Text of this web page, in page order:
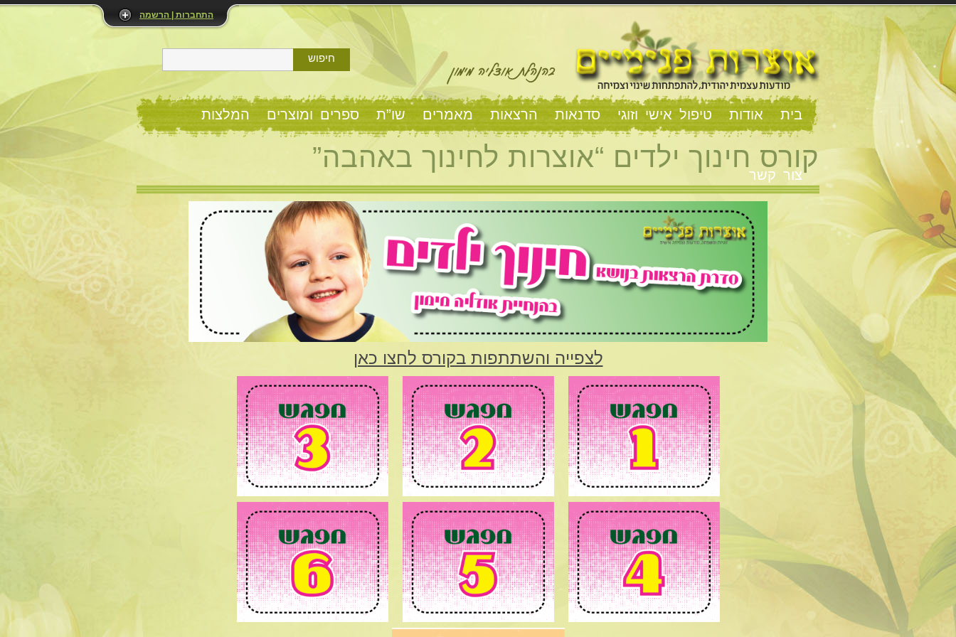
התחברות | הרשמה
חיפוש
בית אודות טיפול אישי וזוגי סדנאות הרצאות מאמרים שו”ת ספרים ומוצרים המלצות
צור קשר
קורס חינוך ילדים “אוצרות לחינוך באהבה”
לצפייה והשתתפות בקורס לחצו כאן